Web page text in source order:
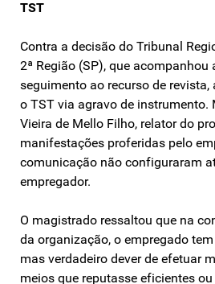
TST
Contra a decisão do Tribunal
2ª Região (SP), que acompanhou
seguimento ao recurso de revista,
o TST via agravo de instrumento.
Vieira de Mello Filho, relator do
manifestações proferidas pelo
comunicação não configuraram
empregador.
O magistrado ressaltou que na
da organização, o empregado
mas verdadeiro dever de efetuar
meios que reputasse eficientes